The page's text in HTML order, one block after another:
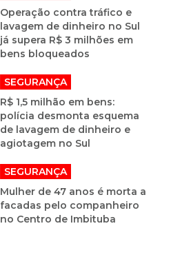
Operação contra tráfico e
lavagem de dinheiro no Sul
já supera R$ 3 milhões em
bens bloqueados
SEGURANÇA
R$ 1,5 milhão em bens:
polícia desmonta esquema
de lavagem de dinheiro e
agiotagem no Sul
SEGURANÇA
Mulher de 47 anos é morta a
facadas pelo companheiro
no Centro de Imbituba